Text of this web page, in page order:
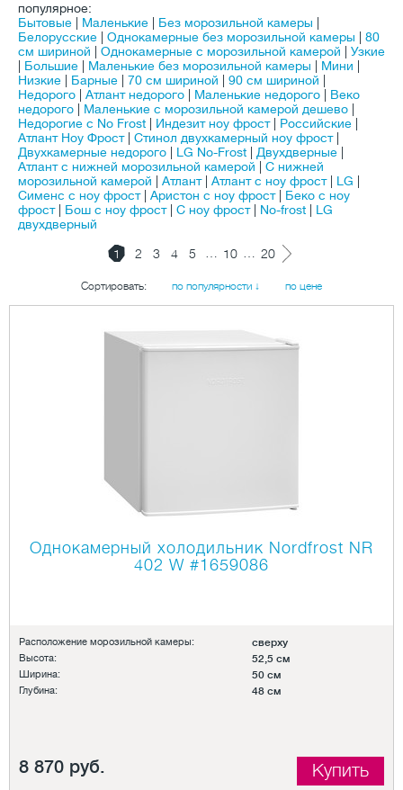
популярное:
Бытовые
Маленькие Без морозильной камеры
Белорусские
Однокамерные без морозильной камеры
80
см шириной
Однокамерные c морозильной камерой
Узкие
Большие Маленькие без морозильной камеры Мини
Низкие
Барные 70 см шириной 90 см шириной
Недорого
Атлант недорого Маленькие недорого
Веко
недорого
Маленькие с морозильной камерой дешево
Недорогие с No Frost
Индезит ноу фрост| Российские
Атлант Ноу Фрост| Стинол двухкамерный ноу фрост|
Двухкамерные недорого
LG No-Frost Двухдверные
Атлант с нижней морозильной камерой
С нижней
морозильной камерой
Атлант| Атлант с ноу фрост| LG
Сименс с ноу фрост| Аристон c ноу фрост| Беко c ноу
фрост| Бош с ноу фрост| С ноу фрост| No-frost
LG
двухдверный
1 2 3 4 5 10 20
Сортировать: по популярности ↓ по цене
Однокамерный холодильник Nordfrost NR
402 W #1659086
Расположение морозильной камеры: сверху
Высота: 52,5 см
Ширина: 50 см
Глубина: 48 см
8 870 руб. Купить